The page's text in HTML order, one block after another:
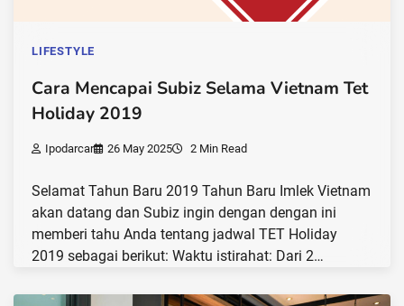
LIFESTYLE
Cara Mencapai Subiz Selama Vietnam Tet
Holiday 2019
Ipodarcar 26 May 2025 2 Min Read
Selamat Tahun Baru 2019 Tahun Baru Imlek Vietnam
akan datang dan Subiz ingin dengan dengan ini
memberi tahu Anda tentang jadwal TET Holiday
2019 sebagai berikut: Waktu istirahat: Dari 2…